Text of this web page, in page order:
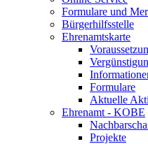
Formulare und
Bürgerhilfsstelle
Ehrenamtskarte
Formulare
Aktuelle
Ehrenamt - KOBE
Projekte